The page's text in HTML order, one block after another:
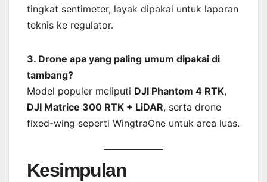
tingkat sentimeter, layak dipakai untuk laporan
teknis ke regulator.
3. Drone apa yang paling umum dipakai di
tambang?
Model populer meliputi DJI Phantom 4 RTK,
DJI Matrice 300 RTK + LiDAR, serta drone
fixed-wing seperti WingtraOne untuk area luas.
Kesimpulan